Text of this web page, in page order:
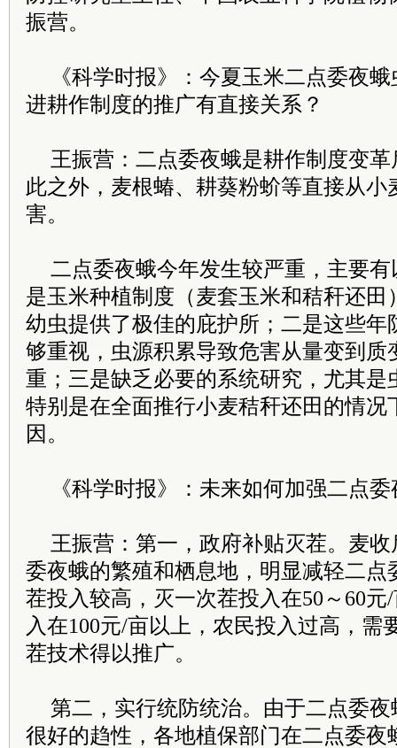
振营。
《科学时报》：今夏玉米二点委夜
进耕作制度的推广有直接关系？
王振营：二点委夜蛾是耕作制度变
此之外，麦根蝽、耕葵粉蚧等直接从小
害。
二点委夜蛾今年发生较严重，主要
是玉米种植制度（麦套玉米和秸秆还田
幼虫提供了极佳的庇护所；二是这些年
够重视，虫源积累导致危害从量变到质
重；三是缺乏必要的系统研究，尤其是
特别是在全面推行小麦秸秆还田的情况
因。
《科学时报》：未来如何加强二点
王振营：第一，政府补贴灭茬。麦
委夜蛾的繁殖和栖息地，明显减轻二点
茬投入较高，灭一次茬投入在50～60
入在100元/亩以上，农民投入过高，需
茬技术得以推广。
第二，实行统防统治。由于二点委
很好的趋性，各地植保部门在二点委夜